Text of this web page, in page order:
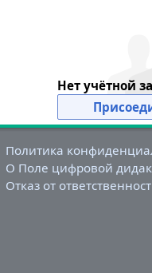
Нет учётной
Политика
О Поле цифровой
Отказ от